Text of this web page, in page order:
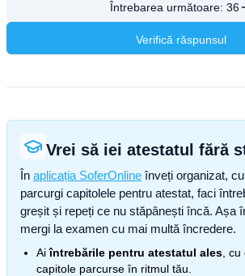
Întrebarea următoare: 36
Verifică răspunsul
Vrei să iei atestatul fără
În aplicația SoferOnline înveți organizat,
parcurgi capitolele pentru atestat, faci
greșit și repeți ce nu stăpânești încă. Așa
mergi la examen cu mai multă încredere.
Aiîntrebările pentru atestatul ales ,
capitole parcurse în ritmul tău.